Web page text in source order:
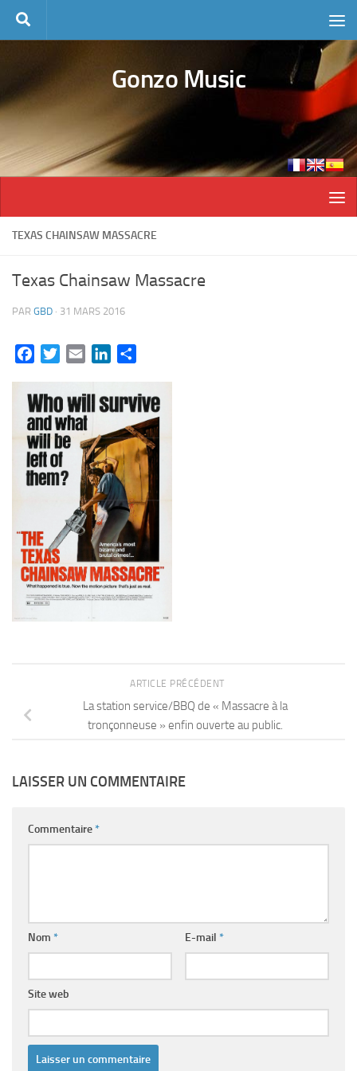
Skip to content
Gonzo Music
TEXAS CHAINSAW MASSACRE
Texas Chainsaw Massacre
PAR GBD · 31 MARS 2016
FacebookTwitterEmail LinkedIn
ARTICLE PRÉCÉDENT
La station service/BBQ de « Massacre à la
tronçonneuse » enfin ouverte au public.
LAISSER UN COMMENTAIRE
Commentaire*
Nom * E-mail *
Site web